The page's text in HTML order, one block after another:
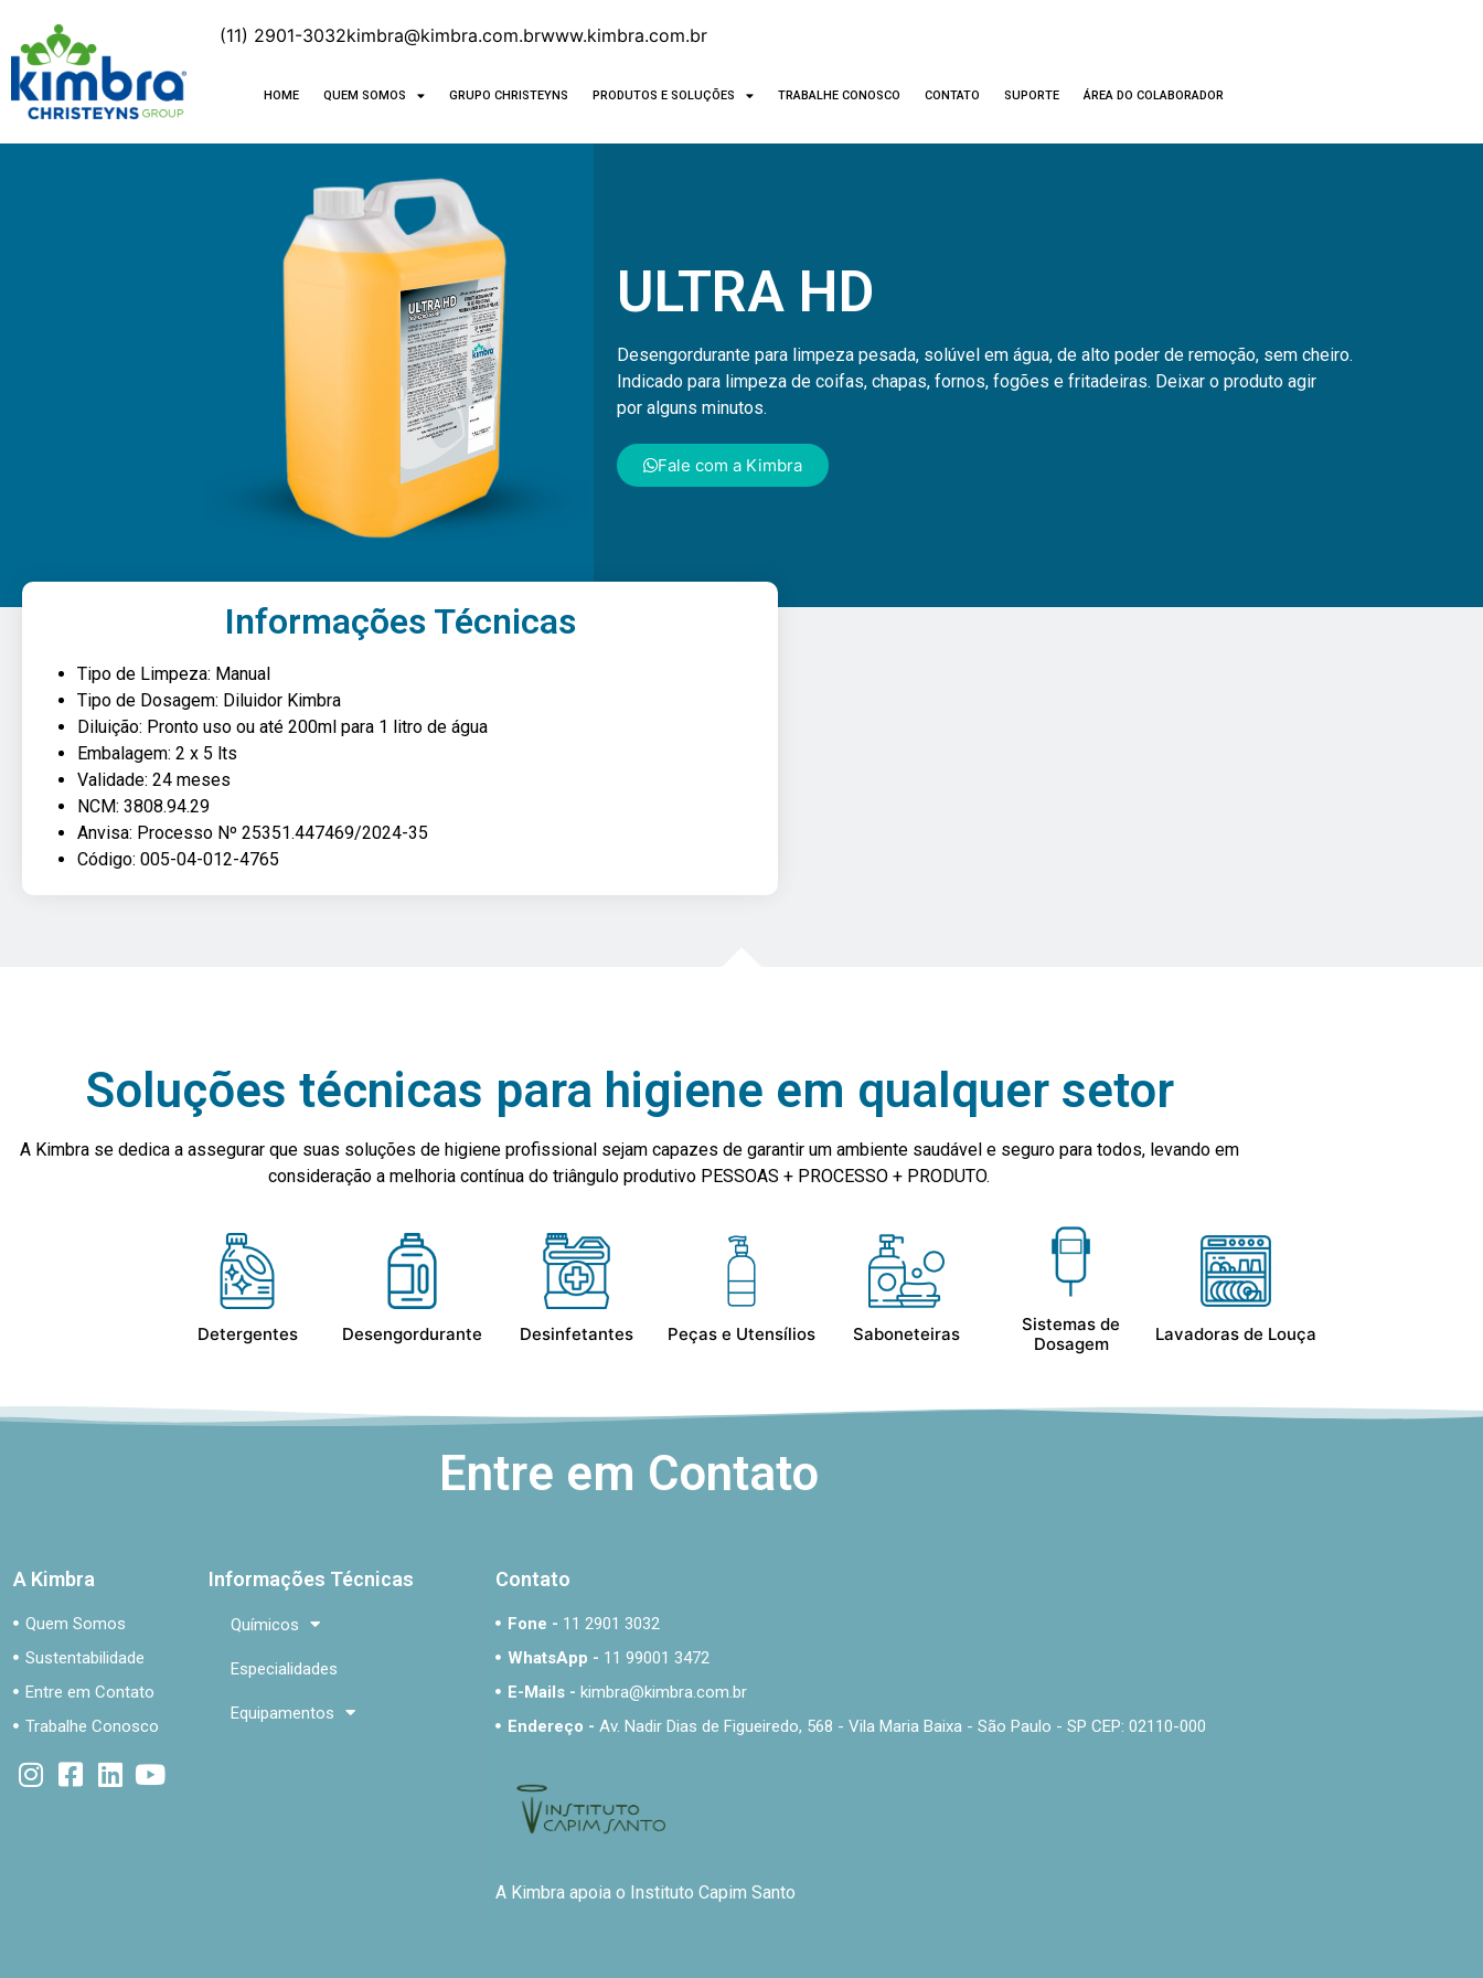
(11) 2901-3032kimbra@kimbra.com.brwww.kimbra.com.br
HOME QUEM SOMOS GRUPO CHRISTEYNS PRODUTOS E SOLUÇÕES TRABALHE CONOSCO CONTATO SUPORTE ÁREA DO COLABORADOR
ULTRA HD
Desengordurante para limpeza pesada, solúvel em água, de alto poder de remoção, sem cheiro.
Indicado para limpeza de coifas, chapas, fornos, fogões e fritadeiras. Deixar o produto agir
por alguns minutos.
Fale com a Kimbra
Informações Técnicas
Tipo de Limpeza: Manual
Tipo de Dosagem: Diluidor Kimbra
Diluição: Pronto uso ou até 200ml para 1 litro de água
Embalagem: 2 x 5 lts
Validade: 24 meses
NCM: 3808.94.29
Anvisa: Processo Nº 25351.447469/2024-35
Código: 005-04-012-4765
Soluções técnicas para higiene em qualquer setor
A Kimbra se dedica a assegurar que suas soluções de higiene profissional sejam capazes de garantir um ambiente saudável e seguro para todos, levando em
consideração a melhoria contínua do triângulo produtivo PESSOAS + PROCESSO + PRODUTO.
Detergentes Desengordurante Desinfetantes Peças e Utensílios Saboneteiras
Sistemas de
Dosagem
Lavadoras de Louça
Entre em Contato
A Kimbra
Quem Somos
Sustentabilidade
Entre em Contato
Trabalhe Conosco
Informações Técnicas
Químicos
Especialidades
Equipamentos
Contato
Fone - 11 2901 3032
WhatsApp - 11 99001 3472
E-Mails -kimbra@kimbra.com.br
Endereço -Av. Nadir Dias de Figueiredo, 568 - Vila Maria Baixa - São Paulo - SP CEP: 02110-000
A Kimbra apoia o Instituto Capim Santo